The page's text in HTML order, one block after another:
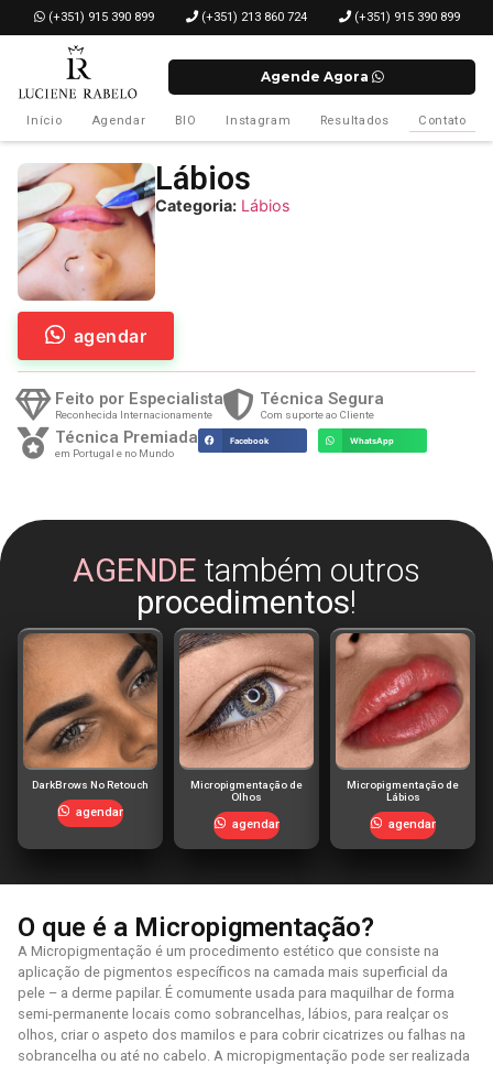
­ (+351) 915 390 899 (+351) 213 860 724 (+351) 915 390 899
Início Agendar BIO Instagram Resultados Contato
Agende Agora
Lábios
Categoria: Lábios
agendar
Feito por Especialista
Reconhecida Internacionamente
Técnica Segura
Com suporte ao Cliente
Técnica Premiada
em Portugal e no Mundo
Facebook WhatsApp
AGENDE também outros
procedimentos!
DarkBrows No Retouch
agendar
Micropigmentação de
Olhos
agendar
Micropigmentação de
Lábios
agendar
O que é a Micropigmentação?
A Micropigmentação é um procedimento estético que consiste na
aplicação de pigmentos específicos na camada mais superficial da
pele – a derme papilar. É comumente usada para maquilhar de forma
semi-permanente locais como sobrancelhas, lábios, para realçar os
olhos, criar o aspeto dos mamilos e para cobrir cicatrizes ou falhas na
sobrancelha ou até no cabelo. A micropigmentação pode ser realizada